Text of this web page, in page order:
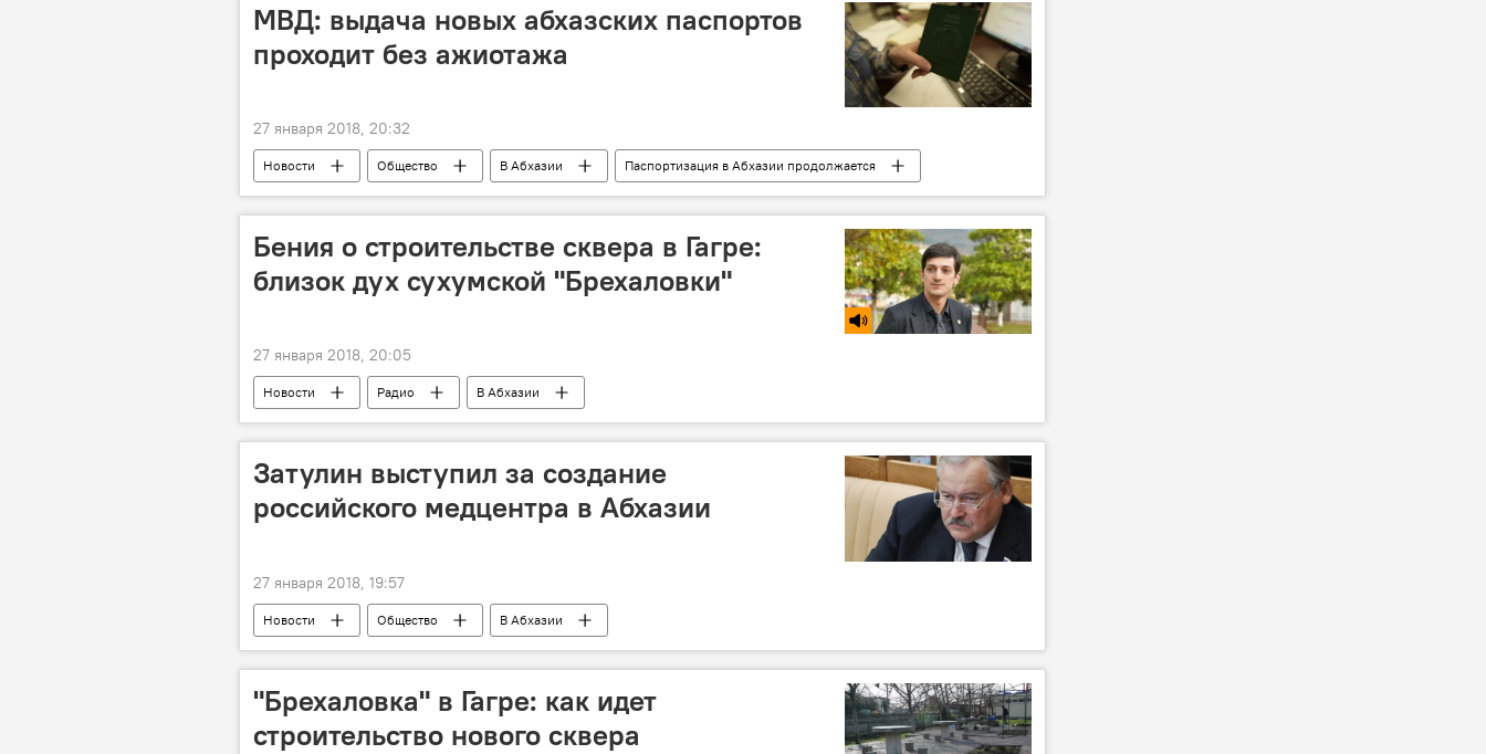
МВД: выдача новых абхазских паспортов
проходит без ажиотажа
27 января 2018, 20:32
Новости Общество В Абхазии Паспортизация в Абхазии продолжается
Бения о строительстве сквера в Гагре:
близок дух сухумской "Брехаловки"
27 января 2018, 20:05
Новости Радио В Абхазии
Затулин выступил за создание
российского медцентра в Абхазии
27 января 2018, 19:57
Новости Общество В Абхазии
"Брехаловка" в Гагре: как идет
строительство нового сквера